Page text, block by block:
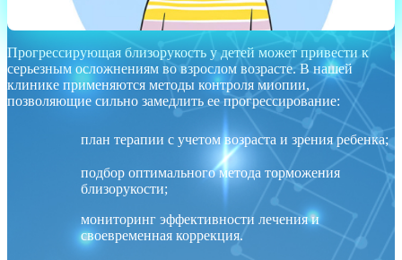
Прогрессирующая близорукость у детей может привести к
серьезным осложнениям во взрослом возрасте. В нашей
клинике применяются методы контроля миопии,
позволяющие сильно замедлить ее прогрессирование:
план терапии с учетом возраста и зрения ребенка;
подбор оптимального метода торможения
близорукости;
мониторинг эффективности лечения и
своевременная коррекция.